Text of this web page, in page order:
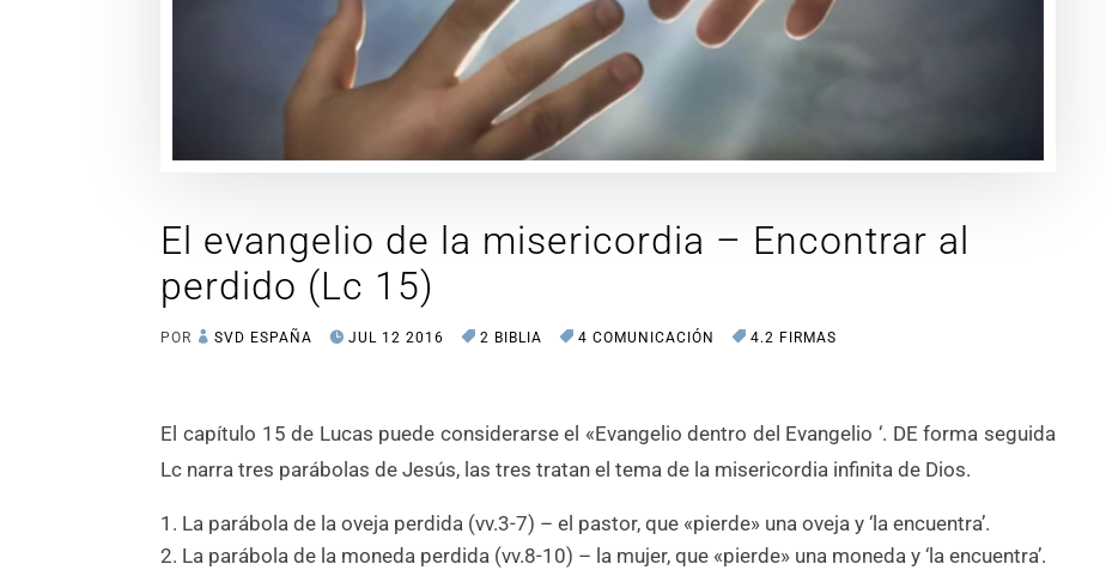
El evangelio de la misericordia – Encontrar al
perdido (Lc 15)
POR SVD ESPAÑA JUL 12 2016 2 BIBLIA 4 COMUNICACIÓN 4.2 FIRMAS
El capítulo 15 de Lucas puede considerarse el «Evangelio dentro del Evangelio ‘. DE forma seguida
Lc narra tres parábolas de Jesús, las tres tratan el tema de la misericordia infinita de Dios.
1. La parábola de la oveja perdida (vv.3-7) – el pastor, que «pierde» una oveja y ‘la encuentra’.
2. La parábola de la moneda perdida (vv.8-10) – la mujer, que «pierde» una moneda y ‘la encuentra’.